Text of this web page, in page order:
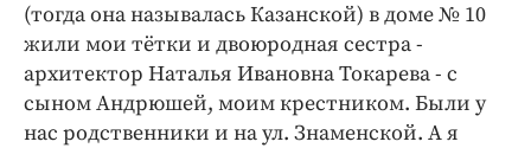
Интересное чтиво
Клиника года
Бренд года
Работодатель года
(тогда она называлась Казанской) в доме № 10
жили мои тётки и двоюродная сестра -
архитектор Наталья Ивановна Токарева - с
сыном Андрюшей, моим крестником. Были у
нас родственники и на ул. Знаменской. А я